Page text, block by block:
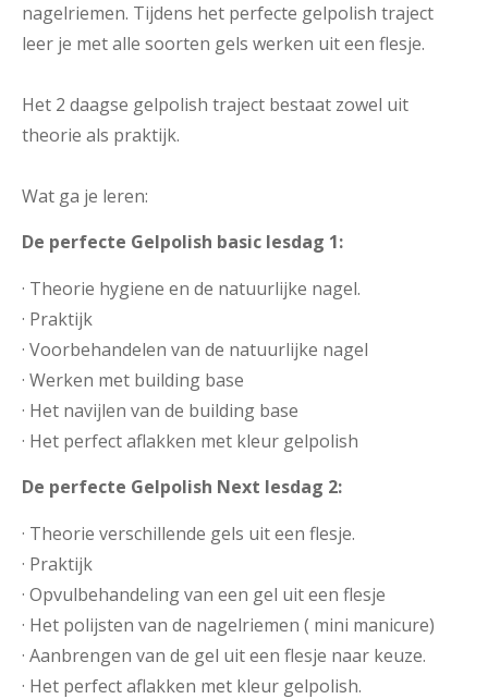
nagelriemen. Tijdens het perfecte gelpolish traject
leer je met alle soorten gels werken uit een flesje.
Het 2 daagse gelpolish traject bestaat zowel uit
theorie als praktijk.
Wat ga je leren:
De perfecte Gelpolish basic lesdag 1:
· Theorie hygiene en de natuurlijke nagel.
· Praktijk
· Voorbehandelen van de natuurlijke nagel
· Werken met building base
· Het navijlen van de building base
· Het perfect aflakken met kleur gelpolish
De perfecte Gelpolish Next lesdag 2:
· Theorie verschillende gels uit een flesje.
· Praktijk
· Opvulbehandeling van een gel uit een flesje
· Het polijsten van de nagelriemen ( mini manicure)
· Aanbrengen van de gel uit een flesje naar keuze.
· Het perfect aflakken met kleur gelpolish.